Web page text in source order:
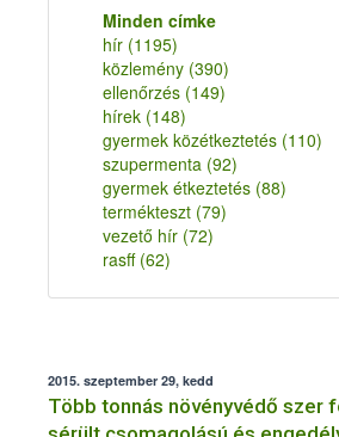
Minden címke
hír (1195)
közlemény (390)
ellenőrzés (149)
hírek (148)
gyermek közétkeztetés (110)
szupermenta (92)
gyermek étkeztetés (88)
termékteszt (79)
vezető hír (72)
rasff (62)
2015. szeptember 29, kedd
Több tonnás növényvédő szer